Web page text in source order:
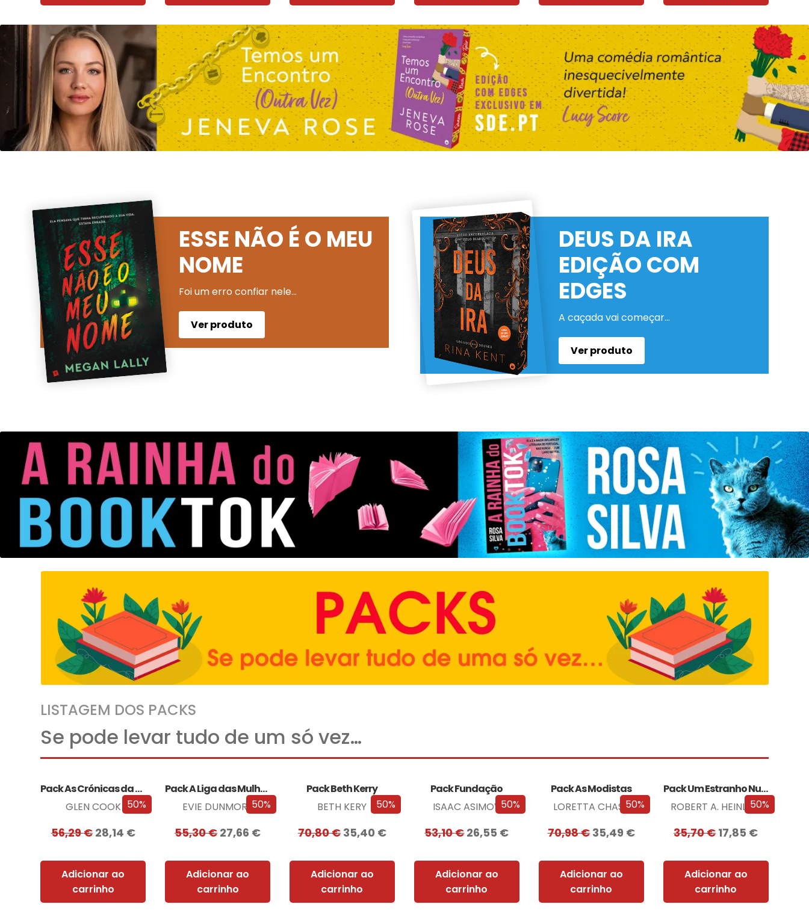
ESSE NÃO É O MEU
NOME
Foi um erro confiar nele…
Ver produto
DEUS DA IRA
EDIÇÃO COM
EDGES
A caçada vai começar…
Ver produto
LISTAGEM DOS PACKS
Se pode levar tudo de um só vez…
50%
Pack As Crónicas da Companhia Negra
GLEN COOK
56,29€ 28,14 €
Adicionar ao
carrinho
50%
Pack A Liga das Mulheres Extraordinárias
EVIE DUNMORE
55,30€ 27,66 €
Adicionar ao
carrinho
50%
Pack Beth Kerry
BETH KERY
70,80€ 35,40 €
Adicionar ao
carrinho
50%
Pack Fundação
ISAAC ASIMOV
53,10€26,55 €
Adicionar ao
carrinho
50%
Pack As Modistas
LORETTA CHASE
70,98€ 35,49 €
Adicionar ao
carrinho
50%
Pack Um Estranho Numa Terra Estranha
ROBERT A. HEINLEIN
35,70€17,85 €
Adicionar ao
carrinho